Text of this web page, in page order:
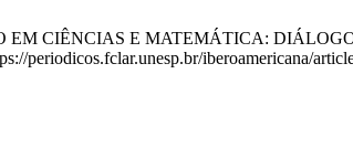
CIÊNCIAS E MATEMÁTICA:
periodicos.fclar.unesp.br/iberoamericana/